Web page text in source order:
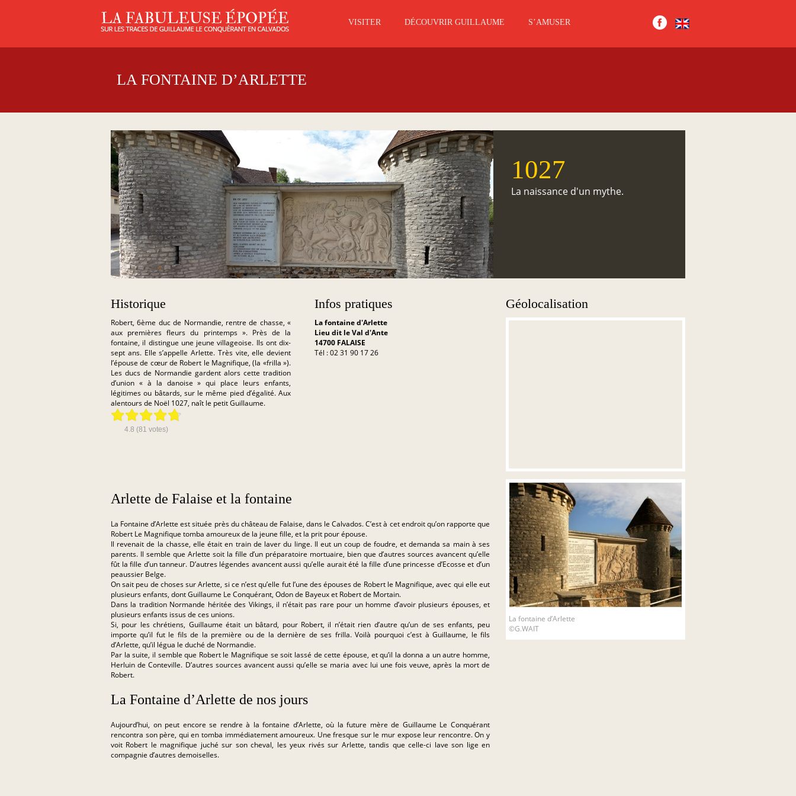
VISITER DÉCOUVRIR GUILLAUME S’AMUSER
LA FONTAINE D’ARLETTE
1027
La naissance d'un mythe.
Historique
Robert, 6ème duc de Normandie, rentre de chasse, «
aux premières fleurs du printemps ». Près de la
fontaine, il distingue une jeune villageoise. Ils ont dix-
sept ans. Elle s’appelle Arlette. Très vite, elle devient
l’épouse de cœur de Robert le Magnifique, (la «frilla »).
Les ducs de Normandie gardent alors cette tradition
d’union « à la danoise » qui place leurs enfants,
légitimes ou bâtards, sur le même pied d’égalité. Aux
alentours de Noël 1027, naît le petit Guillaume.
Arlette de Falaise et la fontaine
La Fontaine d’Arlette est située près du château de Falaise, dans le Calvados. C’est à cet endroit qu’on rapporte que
Robert Le Magnifique tomba amoureux de la jeune fille, et la prit pour épouse.
Il revenait de la chasse, elle était en train de laver du linge. Il eut un coup de foudre, et demanda sa main à ses
parents. Il semble que Arlette soit la fille d’un préparatoire mortuaire, bien que d’autres sources avancent qu’elle
fût la fille d’un tanneur. D’autres légendes avancent aussi qu’elle aurait été la fille d’une princesse d’Ecosse et d’un
peaussier Belge.
On sait peu de choses sur Arlette, si ce n’est qu’elle fut l’une des épouses de Robert le Magnifique, avec qui elle eut
plusieurs enfants, dont Guillaume Le Conquérant, Odon de Bayeux et Robert de Mortain.
Dans la tradition Normande héritée des Vikings, il n’était pas rare pour un homme d’avoir plusieurs épouses, et
plusieurs enfants issus de ces unions.
Si, pour les chrétiens, Guillaume était un bâtard, pour Robert, il n’était rien d’autre qu’un de ses enfants, peu
importe qu’il fut le fils de la première ou de la dernière de ses frilla. Voilà pourquoi c’est à Guillaume, le fils
d’Arlette, qu’il légua le duché de Normandie.
Par la suite, il semble que Robert le Magnifique se soit lassé de cette épouse, et qu’il la donna a un autre homme,
Herluin de Conteville. D’autres sources avancent aussi qu’elle se maria avec lui une fois veuve, après la mort de
Robert.
La Fontaine d’Arlette de nos jours
Aujourd’hui, on peut encore se rendre à la fontaine d’Arlette, où la future mère de Guillaume Le Conquérant
rencontra son père, qui en tomba immédiatement amoureux. Une fresque sur le mur expose leur rencontre. On y
voit Robert le magnifique juché sur son cheval, les yeux rivés sur Arlette, tandis que celle-ci lave son lige en
compagnie d’autres demoiselles.
La fontaine d’Arlette
©G.WAIT
4.8 (81 votes)
Infos pratiques
La fontaine d'Arlette
Lieu dit le Val d'Ante
14700 FALAISE
Tél : 02 31 90 17 26
Géolocalisation